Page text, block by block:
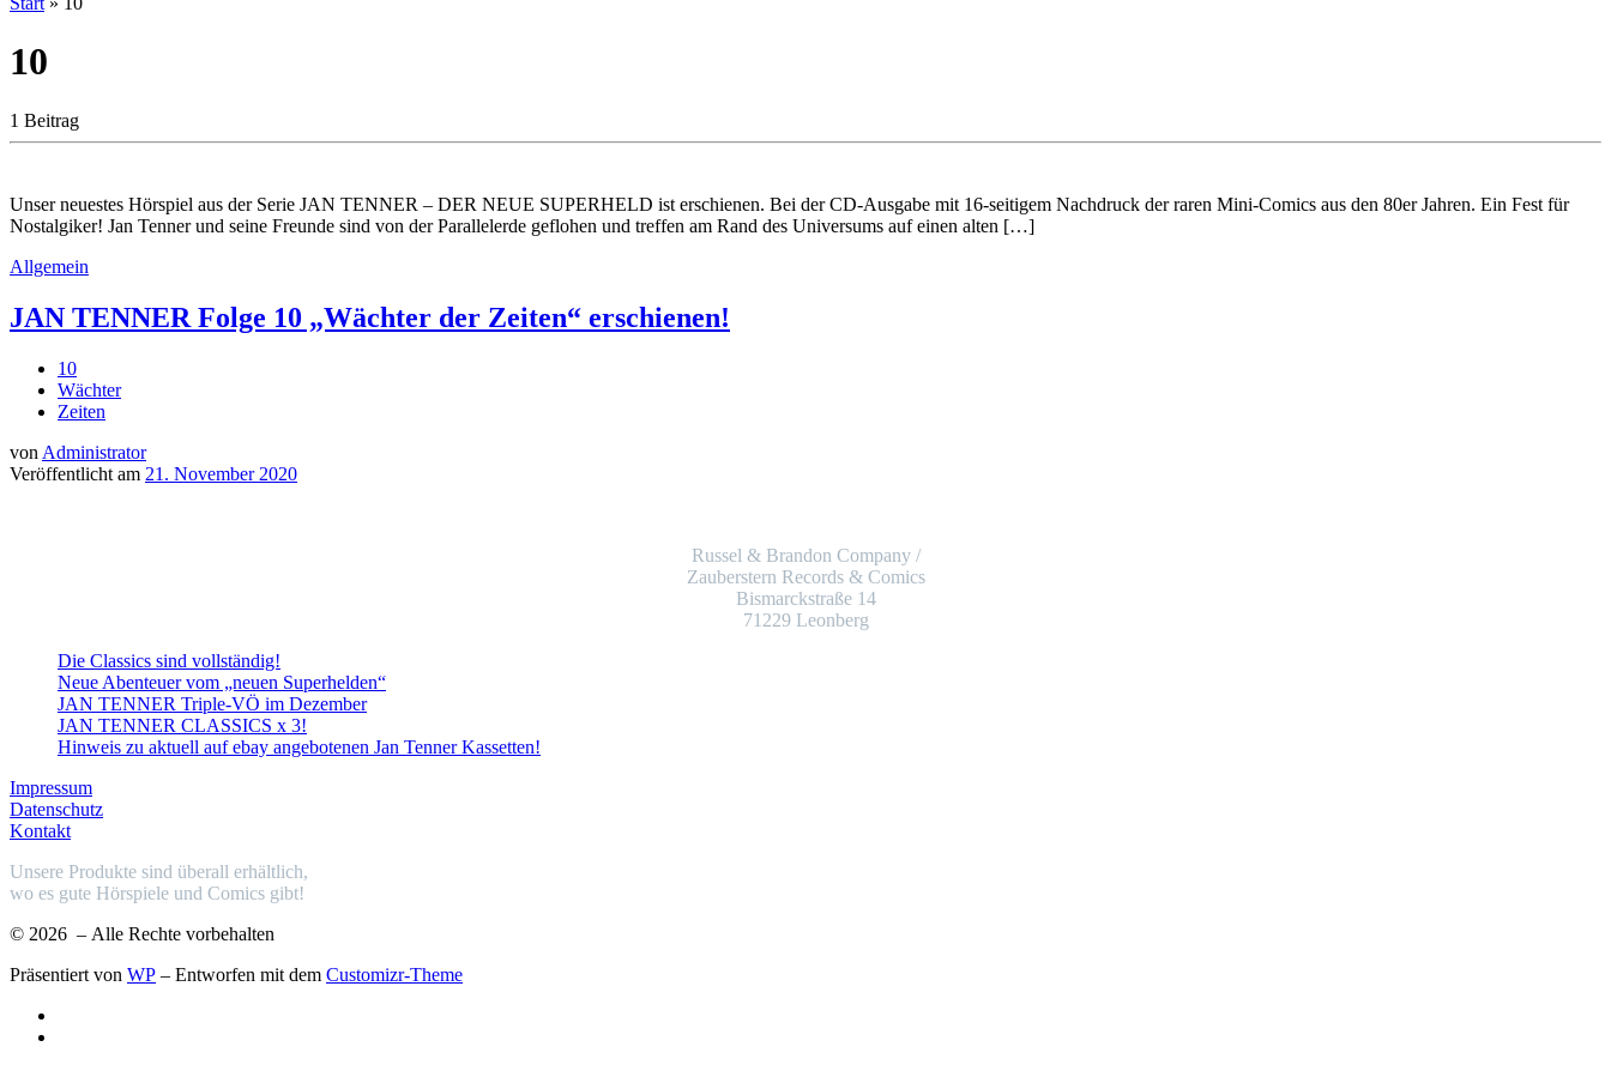
10
1 Beitrag
Unser neuestes Hörspiel aus der Serie JAN TENNER – DER NEUE SUPERHELD ist erschienen. Bei der CD-Ausgabe mit 16-seitigem Nachdruck der raren Mini-Comics aus den 80er Jahren. Ein Fest für
Nostalgiker! Jan Tenner und seine Freunde sind von der Parallelerde geflohen und treffen am Rand des Universums auf einen alten […]
Allgemein
JAN TENNER Folge 10 „Wächter der Zeiten“ erschienen!
10
Wächter
Zeiten
von Administrator
Veröffentlicht am 21. November 2020
Russel & Brandon Company /
Zauberstern Records & Comics
Bismarckstraße 14
71229 Leonberg
Die Classics sind vollständig!
Neue Abenteuer vom „neuen Superhelden“
JAN TENNER Triple-VÖ im Dezember
JAN TENNER CLASSICS x 3!
Hinweis zu aktuell auf ebay angebotenen Jan Tenner Kassetten!
Impressum
Datenschutz
Kontakt
Unsere Produkte sind überall erhältlich,
wo es gute Hörspiele und Comics gibt!
© 2026 – Alle Rechte vorbehalten
Präsentiert von WP – Entworfen mit dem Customizr-Theme